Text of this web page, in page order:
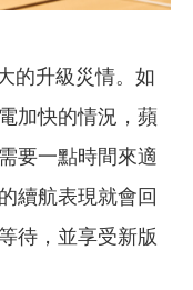
的升級災情。如
加快的情況，蘋
要一點時間來適
續航表現就會回
待，並享受新版